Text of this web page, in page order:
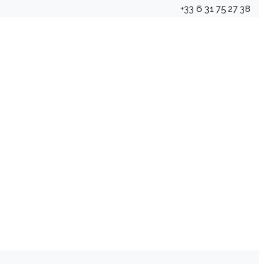
+33 6 31 75 27 38